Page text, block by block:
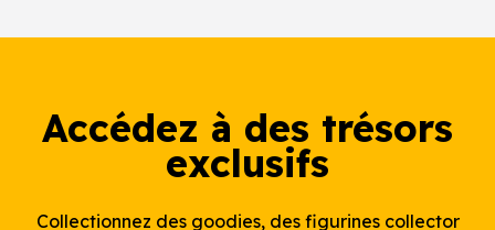
Accédez à des trésors
exclusifs
Collectionnez des goodies, des figurines collector